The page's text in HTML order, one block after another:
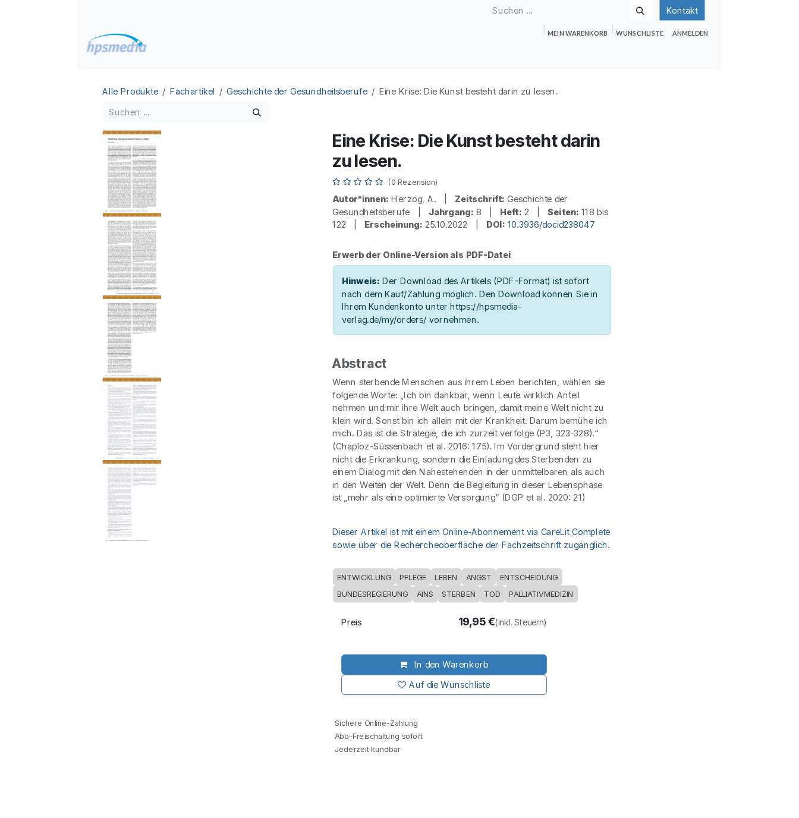
Kontakt
MEIN WARENKORB WUNSCHLISTE ANMELDEN
Alle Produkte Fachartikel Geschichte der Gesundheitsberufe Eine Krise: Die Kunst besteht darin zu lesen.
Eine Krise: Die Kunst besteht darin
zu lesen.
(0 Rezension)
Autor*innen: Herzog, A. | Zeitschrift: Geschichte der
Gesundheitsberufe | Jahrgang: 8 | Heft: 2 |Seiten: 118 bis
122 | Erscheinung: 25.10.2022 | DOI: 10.3936/docid238047
Erwerb der Online-Version als PDF-Datei
Hinweis: Der Download des Artikels (PDF-Format) ist sofort
nach dem Kauf/Zahlung möglich. Den Download können Sie in
Ihrem Kundenkonto unter https://hpsmedia-
verlag.de/my/orders/ vornehmen.
Abstract
Wenn sterbende Menschen aus ihrem Leben berichten, wählen sie
folgende Worte: „Ich bin dankbar, wenn Leute wirklich Anteil
nehmen und mir ihre Welt auch bringen, damit meine Welt nicht zu
klein wird. Sonst bin ich allein mit der Krankheit. Darum bemühe ich
mich. Das ist die Strategie, die ich zurzeit verfolge (P3, 323-328).“
(Chaploz-Süssenbach et al. 2016: 175). Im Vordergrund steht hier
nicht die Erkrankung, sondern die Einladung des Sterbenden zu
einem Dialog mit den Nahestehenden in der unmittelbaren als auch
in den Weiten der Welt. Denn die Begleitung in dieser Lebensphase
ist „mehr als eine optimierte Versorgung“ (DGP et al. 2020: 21)
Dieser Artikel ist mit einem Online-Abonnement via CareLit Complete
sowie über die Rechercheoberfläche der Fachzeitschrift zugänglich.
ENTWICKLUNG PFLEGE LEBEN ANGST
ENTSCHEIDUNG
BUNDESREGIERUNG
AINS STERBEN TOD PALLIATIVMEDIZIN
In den Warenkorb
Auf die Wunschliste
Preis 19,95€(inkl. Steuern)
Sichere Online-Zahlung
Abo-Freischaltung sofort
Jederzeit kündbar